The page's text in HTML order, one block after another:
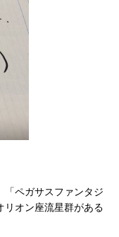
「ペガサスファンタジ
リオン座流星群がある